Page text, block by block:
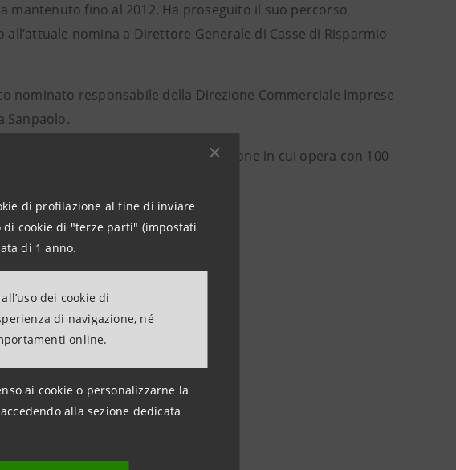
di profilazione al fine di inviare
cookie di "terze parti" (impostati
di 1 anno.
dei cookie di
di navigazione, né
online.
ai cookie o personalizzarne la
alla sezione dedicata
mantenuto fino al 2012. Ha proseguito il suo percorso
nomina a Direttore Generale di Casse di Risparmio
nominato responsabile della Direzione Commerciale Imprese
Sanpaolo.
di Intesa Sanpaolo in Umbria, regione in cui opera con 100